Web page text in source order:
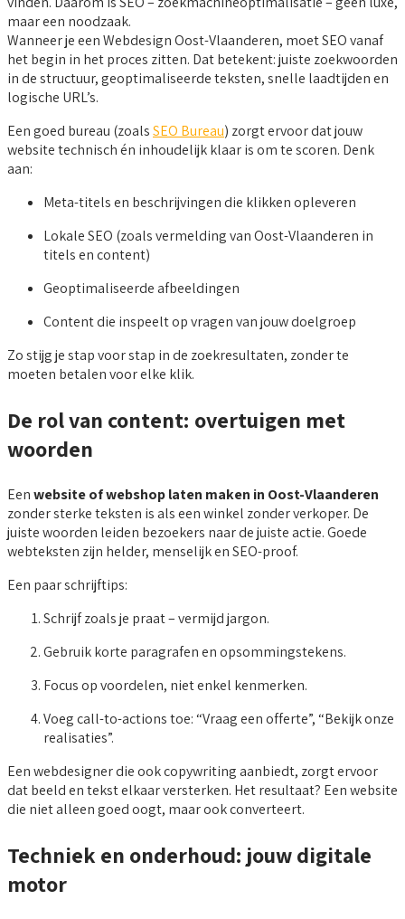
maar een noodzaak.
Wanneer je een Webdesign Oost-Vlaanderen, moet SEO vanaf
het begin in het proces zitten. Dat betekent: juiste zoekwoorden
in de structuur, geoptimaliseerde teksten, snelle laadtijden en
logische URL’s.
Een goed bureau (zoalsSEO Bureau) zorgt ervoor dat jouw
website technisch én inhoudelijk klaar is om te scoren. Denk
aan:
Meta-titels en beschrijvingen die klikken opleveren
Lokale SEO (zoals vermelding van Oost-Vlaanderen in
titels en content)
Geoptimaliseerde afbeeldingen
Content die inspeelt op vragen van jouw doelgroep
Zo stijg je stap voor stap in de zoekresultaten, zonder te
moeten betalen voor elke klik.
De rol van content: overtuigen met
woorden
Eenwebsite of webshop laten maken in Oost-Vlaanderen
zonder sterke teksten is als een winkel zonder verkoper. De
juiste woorden leiden bezoekers naar de juiste actie. Goede
webteksten zijn helder, menselijk en SEO-proof.
Een paar schrijftips:
Schrijf zoals je praat – vermijd jargon.
Gebruik korte paragrafen en opsommingstekens.
Focus op voordelen, niet enkel kenmerken.
Voeg call-to-actions toe: “Vraag een offerte”, “Bekijk onze
realisaties”.
Een webdesigner die ook copywriting aanbiedt, zorgt ervoor
dat beeld en tekst elkaar versterken. Het resultaat? Een website
die niet alleen goed oogt, maar ook converteert.
Techniek en onderhoud: jouw digitale
motor